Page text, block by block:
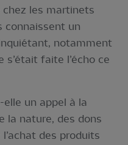
chez les martinets
connaissent un
notamment
s’était faite l’écho ce
un appel à la
la nature, des dons
des produits